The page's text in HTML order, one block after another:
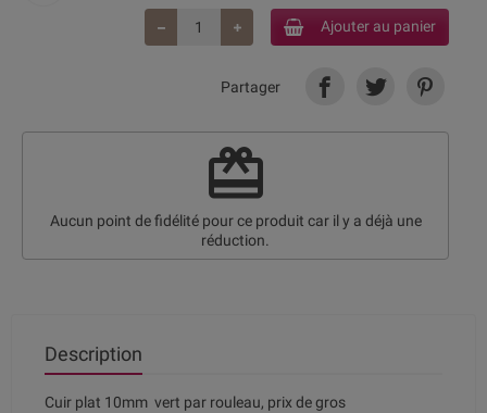
Ajouter au panier
Partager
redeem
Aucun point de fidélité pour ce produit car il y a déjà une
réduction.
Description
Cuir plat 10mm vert par rouleau, prix de gros